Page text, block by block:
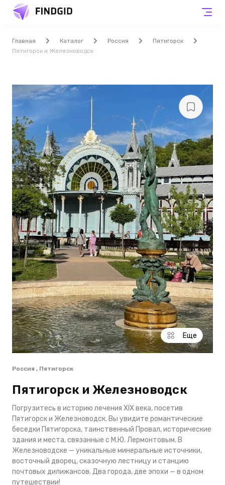
Главная Каталог Россия
Пятигорск
Пятигорск и Железноводск
Еще
Россия , Пятигорск
Пятигорск и Железноводск
Погрузитесь в историю лечения XIX века, посетив
Пятигорск и Железноводск. Вы увидите романтические
беседки Пятигорска, таинственный Провал, исторические
здания и места, связанные с М.Ю. Лермонтовым. В
Железноводске — уникальные минеральные источники,
восточный дворец, сказочную лестницу и станцию
почтовых дилижансов. Два города, две эпохи — в одном
путешествии!